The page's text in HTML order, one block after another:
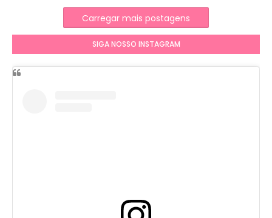
Carregar mais postagens
SIGA NOSSO INSTAGRAM